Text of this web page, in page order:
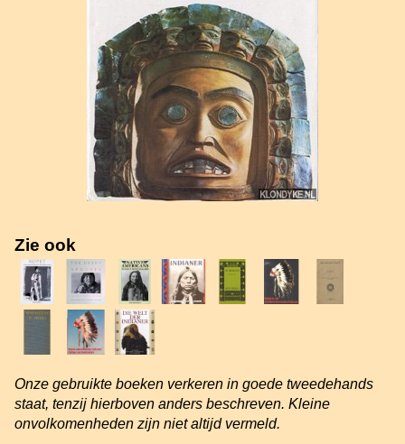
Zie ook
Onze gebruikte boeken verkeren in goede tweedehands
staat, tenzij hierboven anders beschreven. Kleine
onvolkomenheden zijn niet altijd vermeld.